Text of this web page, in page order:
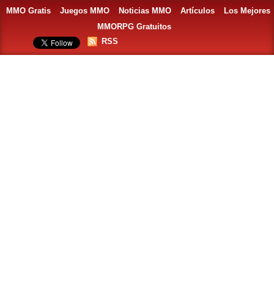
MMO Gratis Juegos MMO Noticias MMO Artículos
Los Mejores
MMORPG Gratuitos
RSS